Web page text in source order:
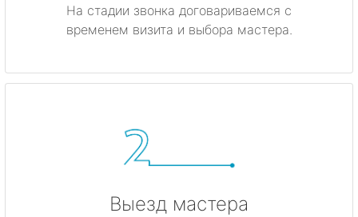
На стадии звонка договариваемся с
временем визита и выбора мастера.
Выезд мастера